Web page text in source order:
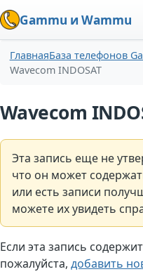
Gammu и Wammu
ГлавнаяБаза телефонов
Wavecom INDOSAT
Wavecom
Эта запись еще не
что он может
или есть записи
можете их увидеть
Если эта запись
пожалуйста, добавить